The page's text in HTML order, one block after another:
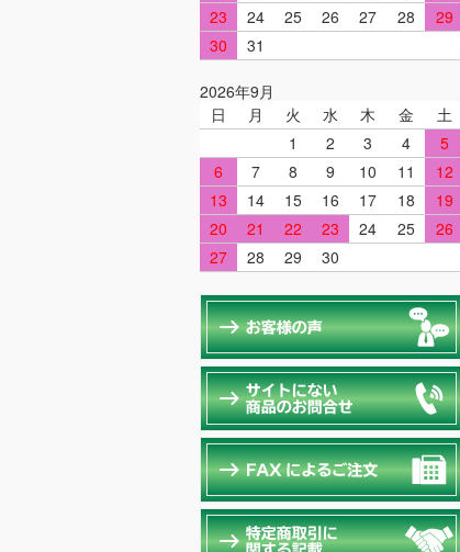
23
24 25 26 27 28
29
30
31
2026年9月
日
月 火 水 木 金
土
1
2 3 4
5
6
7 8 9 10 11
12
13
14 15 16 17 18
19
20
21 22 23 24 25
26
27
28 29 30